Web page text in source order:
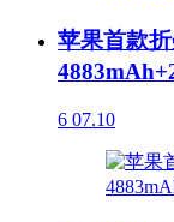
苹果首款
6 07.10